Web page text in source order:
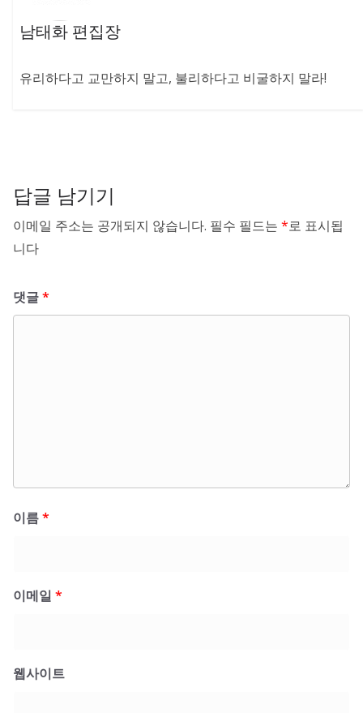
남태화 편집장
유리하다고 교만하지 말고, 불리하다고 비굴하지 말라!
답글 남기기
이메일 주소는 공개되지 않습니다. 필수 필드는 *로 표시됩
니다
댓글*
이름*
이메일 *
웹사이트